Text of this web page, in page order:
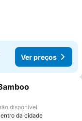
Ver preços
aos favoritos
disponível
da cidade